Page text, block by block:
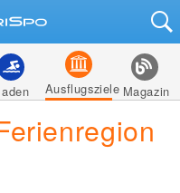
Ausflugsziele Magazin